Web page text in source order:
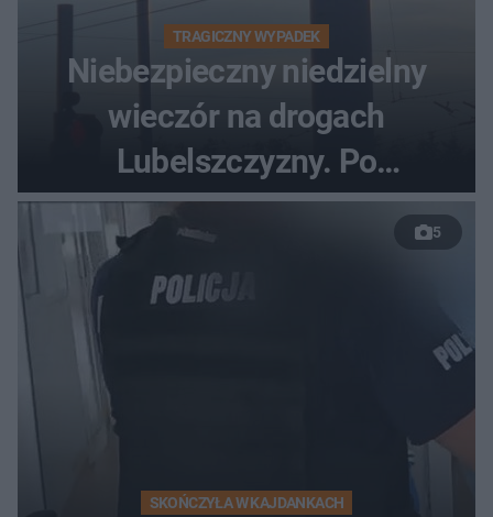
TRAGICZNY WYPADEK
Niebezpieczny niedzielny
wieczór na drogach
Lubelszczyzny. Po
nieudanym manewrze
wyprzedzania zginął
kierowca auta
5
SKOŃCZYŁA W KAJDANKACH